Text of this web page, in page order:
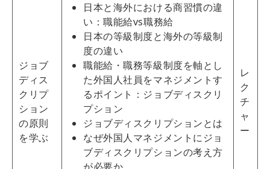
ジョブ
ディス
クリプ
ション
の原則
を学ぶ
日本と海外における商習慣の違
い：職能給vs職務給
日本の等級制度と海外の等級制
度の違い
職能給・職務等級制度を軸とし
た外国人社員をマネジメントす
るポイント：ジョブディスクリ
プション
ジョブディスクリプションとは
なぜ外国人マネジメントにジョ
ブディスクリプションの考え方
レ
ク
チ
ャ
ー